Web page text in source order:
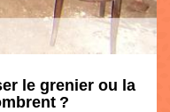
le grenier ou la
?